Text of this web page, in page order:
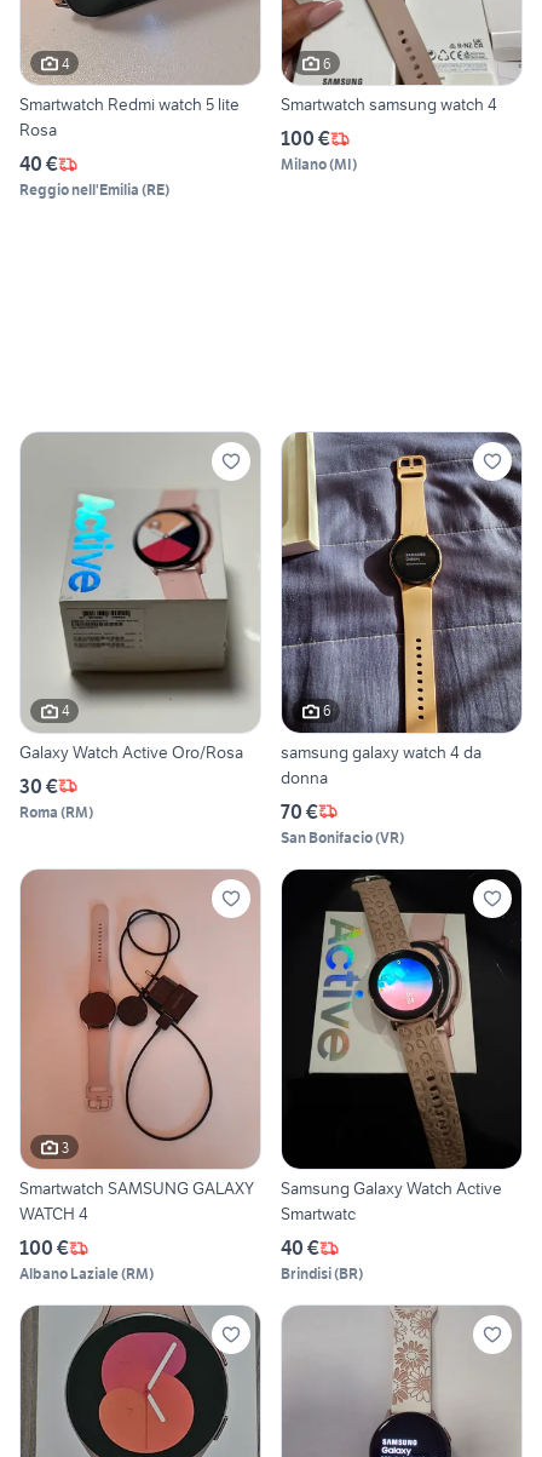
4
Smartwatch Redmi watch 5 lite
Rosa
40 €
Reggio nell'Emilia (RE)
6
Smartwatch samsung watch 4
100 €
Milano(MI)
4
Galaxy Watch Active Oro/Rosa
30 €
Roma (RM)
6
samsung galaxy watch 4 da
donna
70 €
San Bonifacio(VR)
3
Smartwatch SAMSUNG GALAXY
WATCH 4
100 €
Albano Laziale(RM)
Samsung Galaxy Watch Active
Smartwatc
40 €
Brindisi(BR)